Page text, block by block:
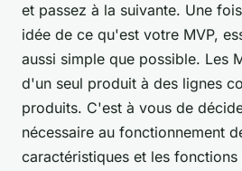
et passez à la suivante. Une
idée de ce qu'est votre MVP,
aussi simple que possible. Les
d'un seul produit à des lignes
produits. C'est à vous de
nécessaire au fonctionnement
caractéristiques et les fonctions